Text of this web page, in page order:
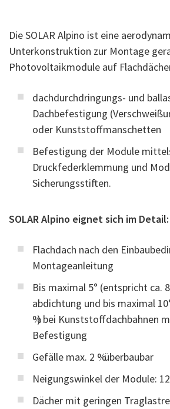
Die SOLAR Alpino ist eine
Unterkonstruktion zur Montage
Photovoltaikmodule auf
dachdurchdringungs- und
Dachbefestigung
oder Kunststoffmanschetten
Befestigung der Module
Druckfederklemmung und
Sicherungsstiften.
SOLAR Alpino eignet sich im Detail:
Flachdach nach den
Montageanleitung
Bis maximal 5° (entspricht ca.
abdichtung und bis maximal
%) bei Kunststoffdachbahnen
Befestigung
Gefälle max. 2 % überbaubar
Neigungswinkel der Module:
Dächer mit geringen